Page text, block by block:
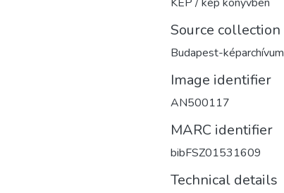
Source collection
Budapest-képarchívum
Image identifier
AN500117
MARC identifier
bibFSZ01531609
Technical details